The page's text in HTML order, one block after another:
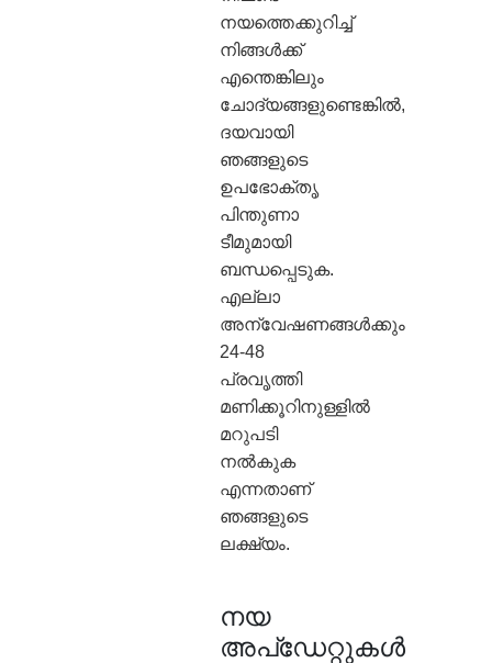
നയത്തെക്കുറിച്ച്
നിങ്ങൾക്ക്
എന്തെങ്കിലും
ചോദ്യങ്ങളുണ്ടെങ്കിൽ,
ദയവായി
ഞങ്ങളുടെ
ഉപഭോക്തൃ
പിന്തുണാ
ടീമുമായി
ബന്ധപ്പെടുക.
എല്ലാ
അന്വേഷണങ്ങൾക്കും
24-48
പ്രവൃത്തി
മണിക്കൂറിനുള്ളിൽ
മറുപടി
നൽകുക
എന്നതാണ്
ഞങ്ങളുടെ
ലക്ഷ്യം.
നയ
അപ്‌ഡേറ്റുകൾ